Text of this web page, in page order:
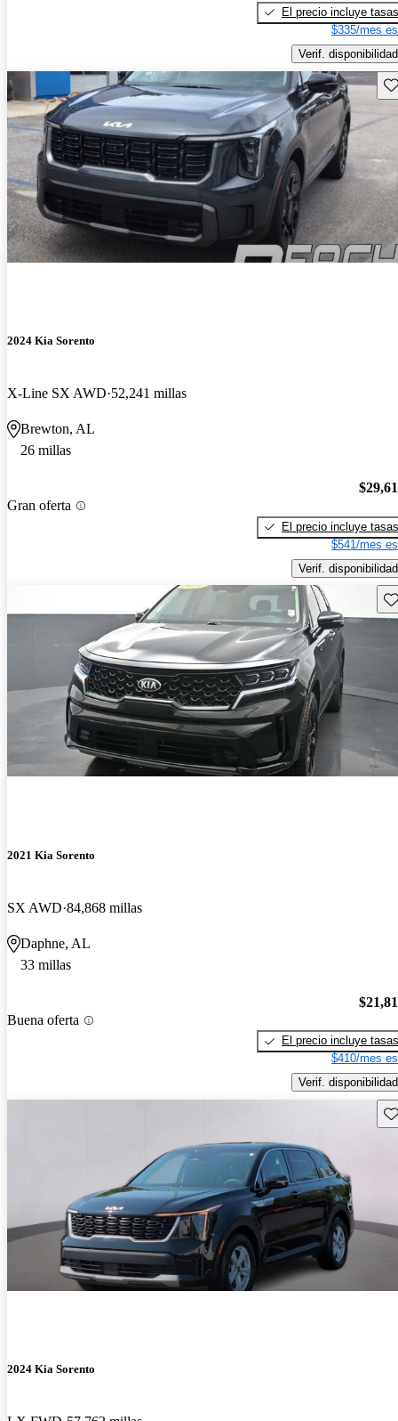
El precio incluye tasas
$335/mes
Verif. disponibilidad
2024 Kia Sorento
X-Line SX AWD 52,241 millas
Brewton, AL
26 millas
Gran oferta
El precio incluye tasas
$541/mes
Verif. disponibilidad
2021 Kia Sorento
SX AWD 84,868 millas
Daphne, AL
33 millas
Buena oferta
El precio incluye tasas
$410/mes
Verif. disponibilidad
2024 Kia Sorento